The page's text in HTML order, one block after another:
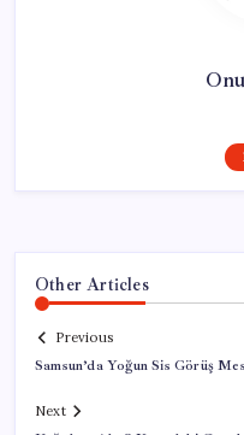
Other Articles
Previous
Samsun’da Yoğun Sis Görüş
Next